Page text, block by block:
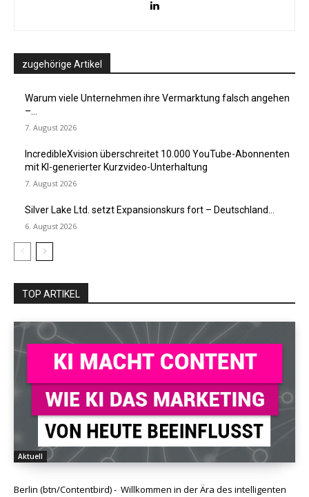
zugehörige Artikel
Warum viele Unternehmen ihre Vermarktung falsch angehen
–...
7. August 2026
IncredibleXvision überschreitet 10.000 YouTube-Abonnenten
mit KI-generierter Kurzvideo-Unterhaltung
7. August 2026
Silver Lake Ltd. setzt Expansionskurs fort – Deutschland...
6. August 2026
TOP ARTIKEL
Aktuell
Berlin (btn/Contentbird) - Willkommen in der Ära des intelligenten